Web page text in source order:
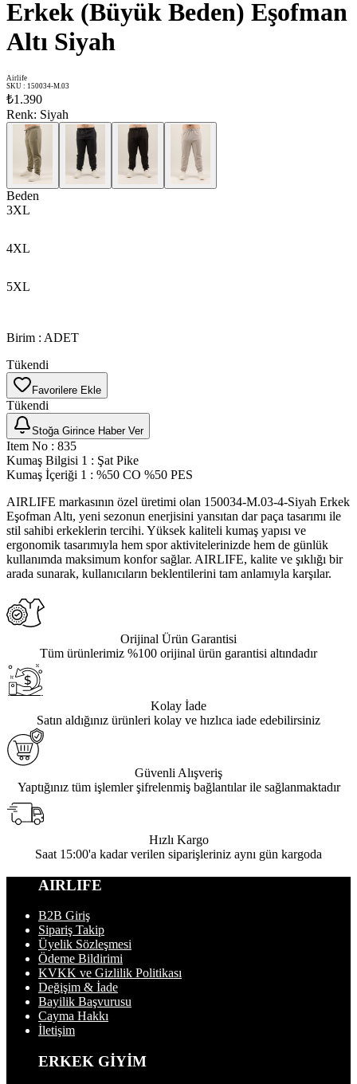
Erkek (Büyük Beden) Eşofman
Altı Siyah
Airlife
SKU : 150034-M.03
₺1.390
Renk: Siyah
Beden
3XL
4XL
5XL
Birim : ADET
Tükendi
Favorilere Ekle
Tükendi
Stoğa Girince Haber Ver
Item No : 835
Kumaş Bilgisi 1 : Şat Pike
Kumaş İçeriği 1 : %50 CO %50 PES
AIRLIFE markasının özel üretimi olan 150034-M.03-4-Siyah Erkek
Eşofman Altı, yeni sezonun enerjisini yansıtan dar paça tasarımı ile
stil sahibi erkeklerin tercihi. Yüksek kaliteli kumaş yapısı ve
ergonomik tasarımıyla hem spor aktivitelerinizde hem de günlük
kullanımda maksimum konfor sağlar. AIRLIFE, kalite ve şıklığı bir
arada sunarak, kullanıcıların beklentilerini tam anlamıyla karşılar.
Orijinal Ürün Garantisi
Tüm ürünlerimiz %100 orijinal ürün garantisi altındadır
Kolay İade
Satın aldığınız ürünleri kolay ve hızlıca iade edebilirsiniz
Güvenli Alışveriş
Yaptığınız tüm işlemler şifrelenmiş bağlantılar ile sağlanmaktadır
Hızlı Kargo
Saat 15:00'a kadar verilen siparişleriniz aynı gün kargoda
AIRLIFE
B2B Giriş
Sipariş Takip
Üyelik Sözleşmesi
Ödeme Bildirimi
KVKK ve Gizlilik Politikası
Değişim & İade
Bayilik Başvurusu
Cayma Hakkı
İletişim
ERKEK GİYİM